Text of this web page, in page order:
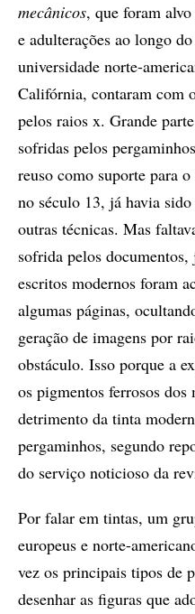
mecânicos, que foram
e adulterações ao longo
universidade norte-
Califórnia, contaram com
pelos raios x. Grande
sofridas pelos
reuso como suporte para
no século 13, já havia
outras técnicas. Mas
sofrida pelos
escritos modernos foram
algumas páginas,
geração de imagens por
obstáculo. Isso porque a
os pigmentos ferrosos
detrimento da tinta
pergaminhos, segundo
do serviço noticioso da
Por falar em tintas, um
europeus e norte-
vez os principais tipos de
desenhar as figuras que